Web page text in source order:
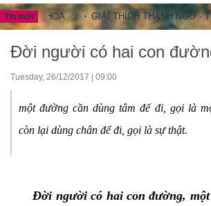
Tin mới
HOA GIẢI THÍCH THÀNH NGỮ - TỤC NGỮ
Đời người có hai con
Tuesday, 26/12/2017 | 09:00
một đường cần dùng tâm để đi, gọi là
còn lại dùng chân để đi, gọi là sự thật.
Đời người có hai con đường, một